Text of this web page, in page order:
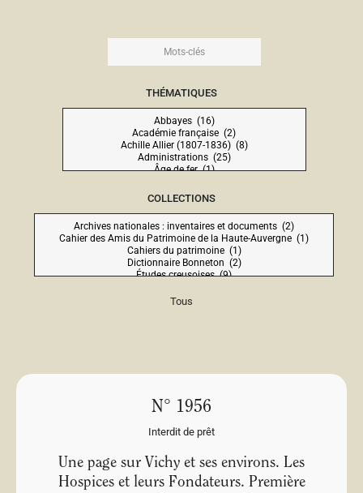
THÉMATIQUES
COLLECTIONS
Tous
N° 1956
Interdit de prêt
Une page sur Vichy et ses environs. Les
Hospices et leurs Fondateurs. Première